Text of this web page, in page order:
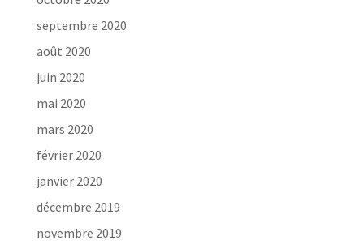
septembre 2020
août 2020
juin 2020
mai 2020
mars 2020
février 2020
janvier 2020
décembre 2019
novembre 2019